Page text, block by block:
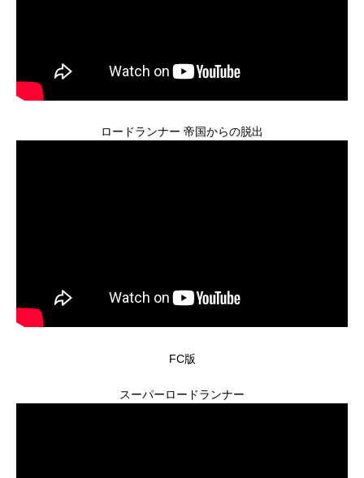
ロードランナー 帝国からの脱出
FC版
スーパーロードランナー